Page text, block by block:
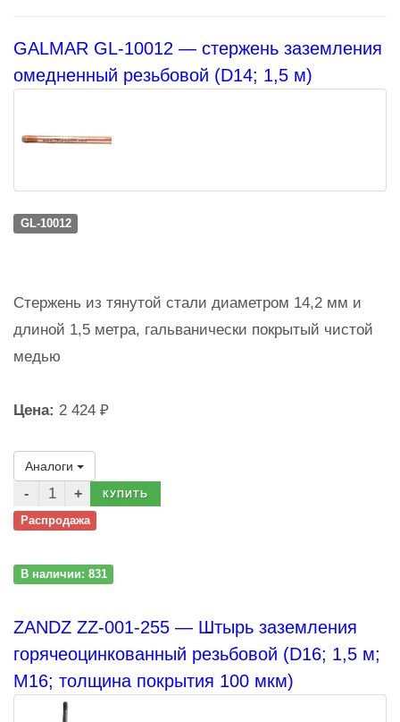
GALMAR GL-10012 — стержень заземления
омедненный резьбовой (D14; 1,5 м)
GL-10012
Стержень из тянутой стали диаметром 14,2 мм и
длиной 1,5 метра, гальванически покрытый чистой
медью
Цена: 2 424 ₽
Аналоги
КУПИТЬ
Распродажа
В наличии: 831
ZANDZ ZZ-001-255 — Штырь заземления
горячеоцинкованный резьбовой (D16; 1,5 м;
М16; толщина покрытия 100 мкм)